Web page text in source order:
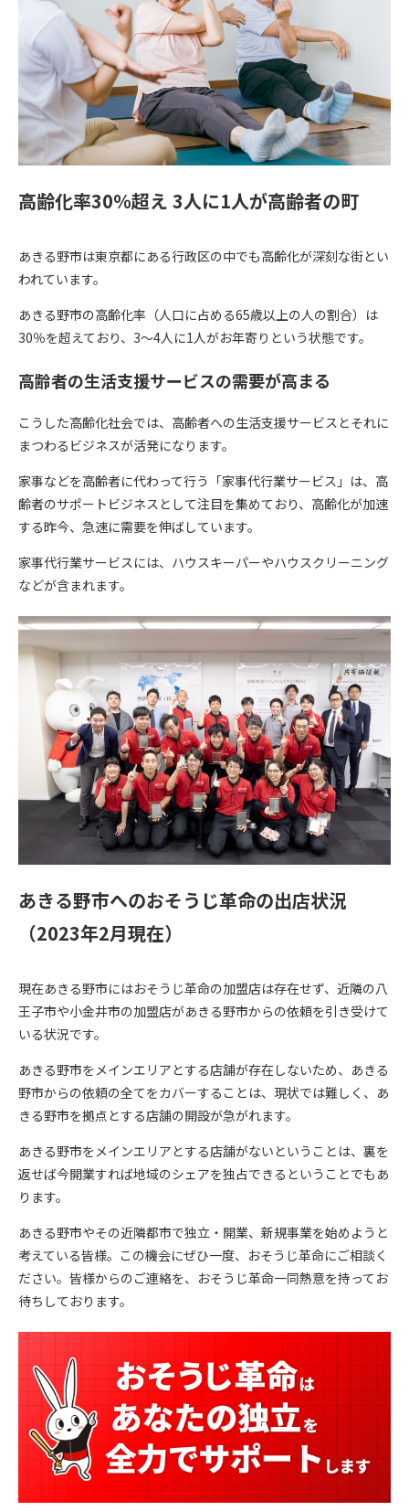
高齢化率30％超え 3人に1人が高齢者の町
あきる野市は東京都にある行政区の中でも高齢化が深刻な街とい
われています。
あきる野市の高齢化率（人口に占める65歳以上の人の割合）は
30％を超えており、3〜4人に1人がお年寄りという状態です。
高齢者の生活支援サービスの需要が高まる
こうした高齢化社会では、高齢者への生活支援サービスとそれに
まつわるビジネスが活発になります。
家事などを高齢者に代わって行う「家事代行業サービス」は、高
齢者のサポートビジネスとして注目を集めており、高齢化が加速
する昨今、急速に需要を伸ばしています。
家事代行業サービスには、ハウスキーパーやハウスクリーニング
などが含まれます。
あきる野市へのおそうじ革命の出店状況
（2023年2月現在）
現在あきる野市にはおそうじ革命の加盟店は存在せず、近隣の八
王子市や小金井市の加盟店があきる野市からの依頼を引き受けて
いる状況です。
あきる野市をメインエリアとする店舗が存在しないため、あきる
野市からの依頼の全てをカバーすることは、現状では難しく、あ
きる野市を拠点とする店舗の開設が急がれます。
あきる野市をメインエリアとする店舗がないということは、裏を
返せば今開業すれば地域のシェアを独占できるということでもあ
ります。
あきる野市やその近隣都市で独立・開業、新規事業を始めようと
考えている皆様。この機会にぜひ一度、おそうじ革命にご相談く
ださい。皆様からのご連絡を、おそうじ革命一同熱意を持ってお
待ちしております。